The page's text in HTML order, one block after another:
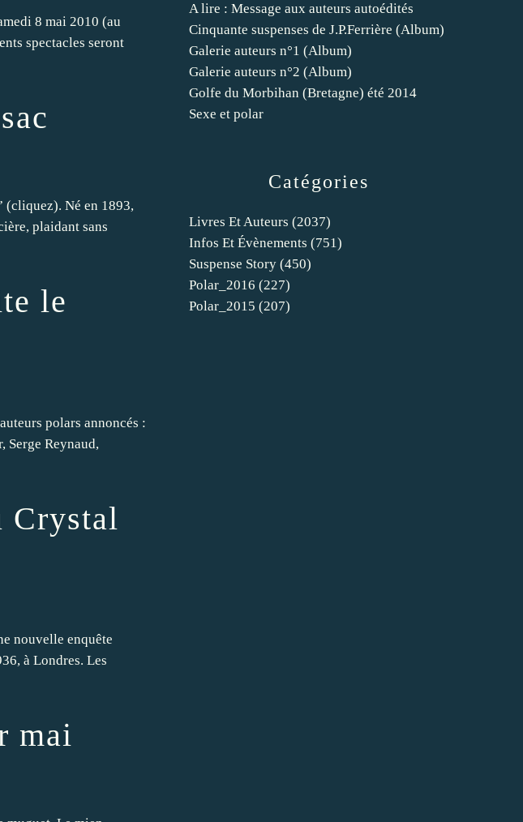
8 mai 2010 (au
spectacles seront
(cliquez). Né en 1893,
plaidant sans
le
polars annoncés :
Serge Reynaud,
Crystal
nouvelle enquête
à Londres. Les
mai
Catégories
Livres Et Auteurs (2037)
Infos Et Évènements (751)
Suspense Story (450)
Polar_2016 (227)
Polar_2015 (207)
A lire : Message aux auteurs autoédités
Cinquante suspenses de J.P.Ferrière (Album)
Galerie auteurs n°1 (Album)
Galerie auteurs n°2 (Album)
Golfe du Morbihan (Bretagne) été 2014
Sexe et polar